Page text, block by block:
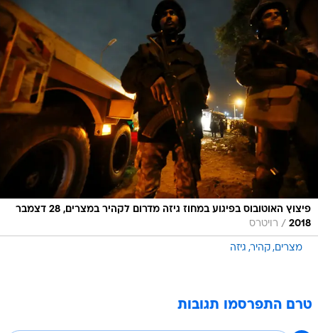
פיצוץ האוטובוס בפיגוע במחוז גיזה מדרום לקהיר במצרים, 28 דצמבר
2018
/ רויטרס
מצרים קהיר גיזה
טרם התפרסמו תגובות